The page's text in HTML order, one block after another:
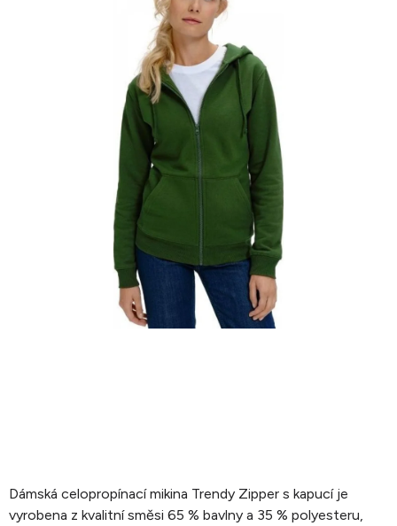
Dámská celopropínací mikina Trendy Zipper s kapucí je
vyrobena z kvalitní směsi 65 % bavlny a 35 % polyesteru,